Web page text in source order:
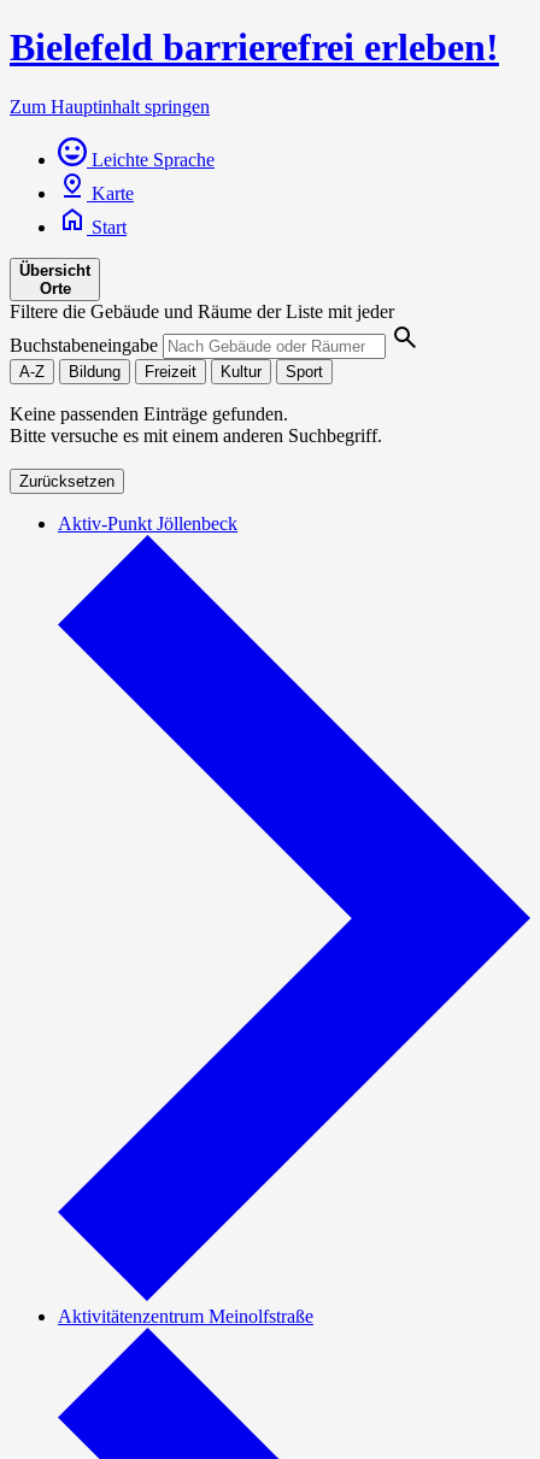
Bielefeld barrierefrei erleben!
Zum Hauptinhalt springen
Leichte Sprache
Karte
Start
Übersicht
Orte
Filtere die Gebäude und Räume der Liste mit jeder
Buchstabeneingabe
A-Z Bildung Freizeit Kultur Sport
Keine passenden Einträge gefunden.
Bitte versuche es mit einem anderen Suchbegriff.
Zurücksetzen
Aktiv-Punkt Jöllenbeck
Aktivitätenzentrum Meinolfstraße